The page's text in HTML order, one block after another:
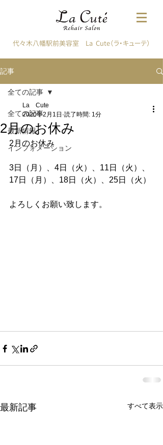
代々木八幡駅前美容室 La Cute（ラ・キューテ）
記事
全ての記事
最新情報
インフォメーション
全ての記事
2月のお休み
La Cute
2020年2月1日 読了時間: 1分
2月のお休み
3日（月）、4日（火）、11日（火）、
17日（月）、18日（火）、25日（火）
よろしくお願い致します。
最新記事 すべて表示